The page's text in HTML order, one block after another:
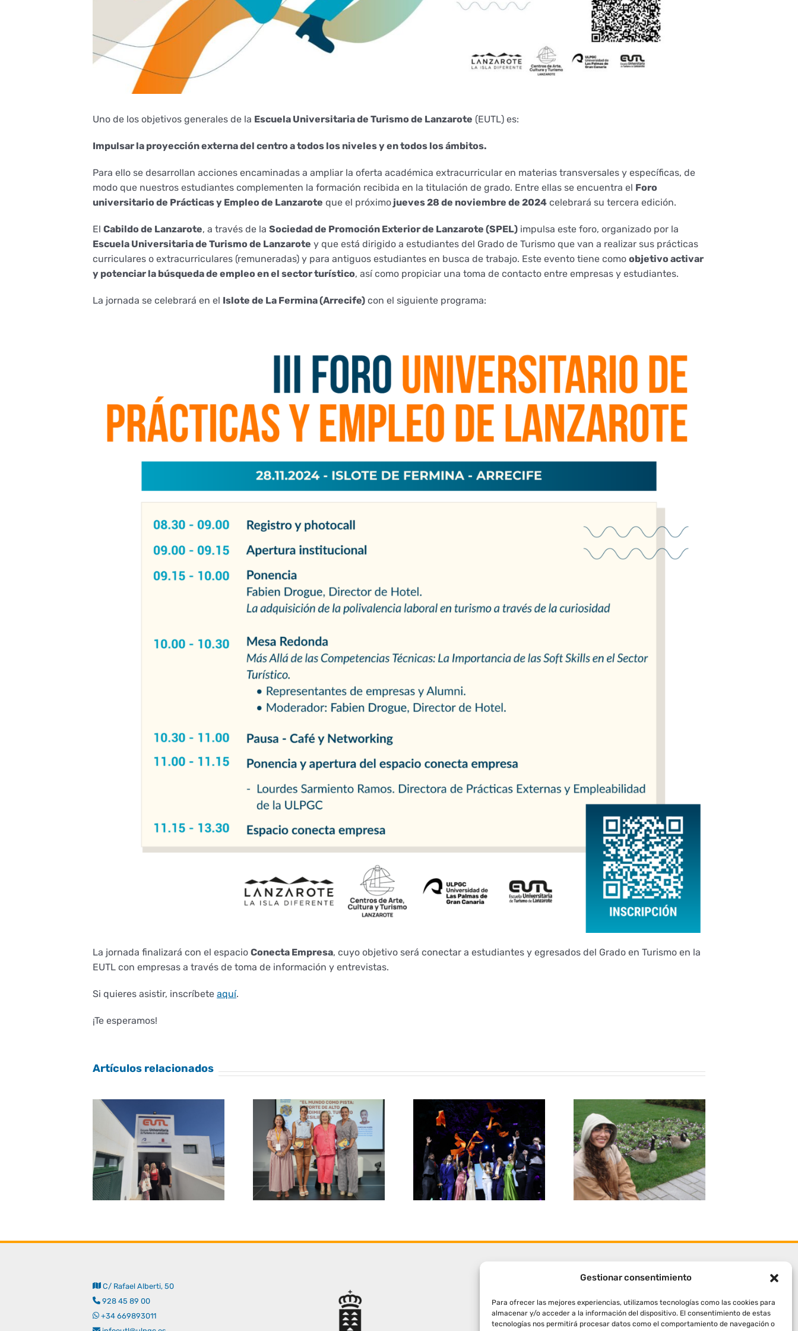
Gestionar consentimiento
Para ofrecer las mejores experiencias, utilizamos tecnologías como las cookies para
almacenar y/o acceder a la información del dispositivo. El consentimiento de estas
tecnologías nos permitirá procesar datos como el comportamiento de navegación o
Uno de los objetivos generales de la Escuela Universitaria de Turismo de Lanzarote (EUTL) es:
Impulsar la proyección externa del centro a todos los niveles y en todos los ámbitos.
Para ello se desarrollan acciones encaminadas a ampliar la oferta académica extracurricular en materias transversales y específicas, de
modo que nuestros estudiantes complementen la formación recibida en la titulación de grado. Entre ellas se encuentra el Foro
universitario de Prácticas y Empleo de Lanzarote que el próximo jueves 28 de noviembre de 2024 celebrará su tercera edición.
El Cabildo de Lanzarote, a través de la Sociedad de Promoción Exterior de Lanzarote (SPEL) impulsa este foro, organizado por la
Escuela Universitaria de Turismo de Lanzarote y que está dirigido a estudiantes del Grado de Turismo que van a realizar sus prácticas
curriculares o extracurriculares (remuneradas) y para antiguos estudiantes en busca de trabajo. Este evento tiene como objetivo activar
y potenciar la búsqueda de empleo en el sector turístico, así como propiciar una toma de contacto entre empresas y estudiantes.
La jornada se celebrará en el Islote de La Fermina (Arrecife) con el siguiente programa:
La jornada finalizará con el espacio Conecta Empresa, cuyo objetivo será conectar a estudiantes y egresados del Grado en Turismo en la
EUTL con empresas a través de toma de información y entrevistas.
Si quieres asistir, inscríbete aquí.
¡Te esperamos!
Artículos relacionados
C/ Rafael Alberti, 50
928 45 89 00
+34 669893011